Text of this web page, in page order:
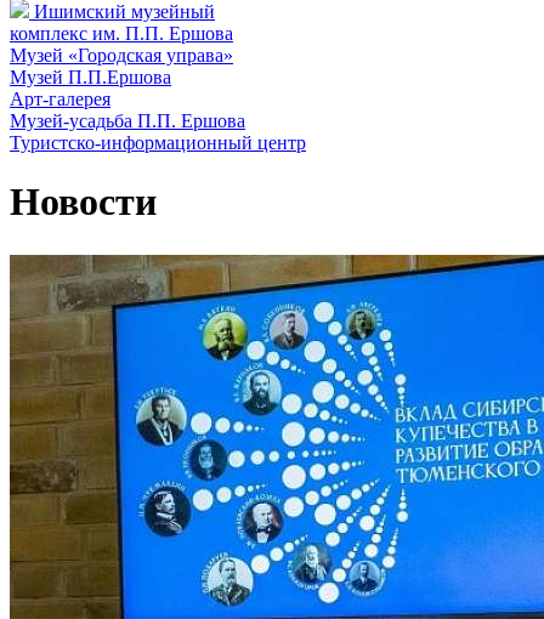
Ишимский музейный
комплекс им. П.П. Ершова
Музей «Городская управа»
Музей П.П.Ершова
Арт-галерея
Музей-усадьба П.П. Ершова
Туристско-информационный центр
Новости